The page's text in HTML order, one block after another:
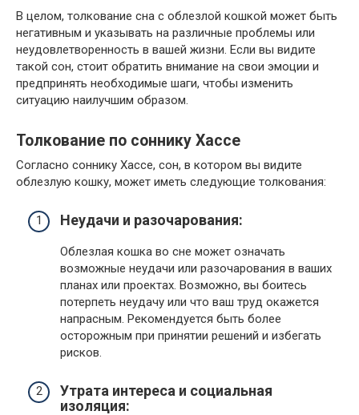
В целом, толкование сна с облезлой кошкой может быть
негативным и указывать на различные проблемы или
неудовлетворенность в вашей жизни. Если вы видите
такой сон, стоит обратить внимание на свои эмоции и
предпринять необходимые шаги, чтобы изменить
ситуацию наилучшим образом.
Толкование по соннику Хассе
Согласно соннику Хассе, сон, в котором вы видите
облезлую кошку, может иметь следующие толкования:
Неудачи и разочарования:
Облезлая кошка во сне может означать
возможные неудачи или разочарования в ваших
планах или проектах. Возможно, вы боитесь
потерпеть неудачу или что ваш труд окажется
напрасным. Рекомендуется быть более
осторожным при принятии решений и избегать
рисков.
Утрата интереса и социальная
изоляция: